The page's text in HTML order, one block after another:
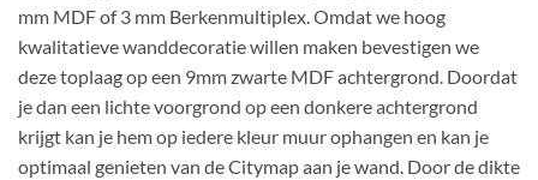
mm MDF of 3 mm Berkenmultiplex. Omdat we hoog
kwalitatieve wanddecoratie willen maken bevestigen we
deze toplaag op een 9mm zwarte MDF achtergrond. Doordat
je dan een lichte voorgrond op een donkere achtergrond
krijgt kan je hem op iedere kleur muur ophangen en kan je
optimaal genieten van de Citymap aan je wand. Door de dikte